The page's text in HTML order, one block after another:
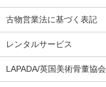
古物営業法に基づく表記
レンタルサービス
LAPADA/英国美術骨董協会